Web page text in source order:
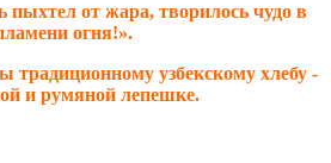
пыхтел от жара, творилось чудо в
огня!».
традиционному узбекскому хлебу -
и румяной лепешке.